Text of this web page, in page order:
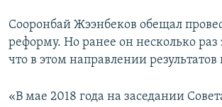
Сооронбай Жээнбеков обещал
реформу. Но ранее он несколько раз
что в этом направлении
«В мае 2018 года на заседании